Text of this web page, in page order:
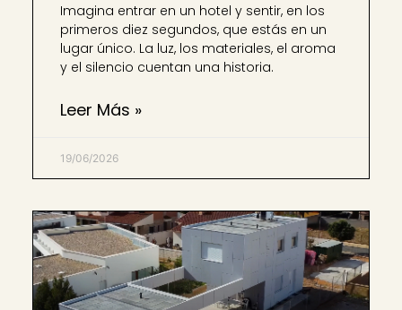
Imagina entrar en un hotel y sentir, en los
primeros diez segundos, que estás en un
lugar único. La luz, los materiales, el aroma
y el silencio cuentan una historia.
Leer Más »
19/06/2026